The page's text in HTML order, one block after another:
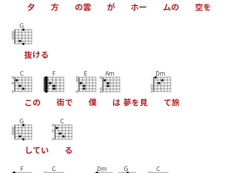
夕 方 の雲 が ホー ムの 空を
G
抜ける
C
この
F
街で
E
僕
Am
は 夢を見
Dm
て旅
G
してい
C
る
F C Dm G C